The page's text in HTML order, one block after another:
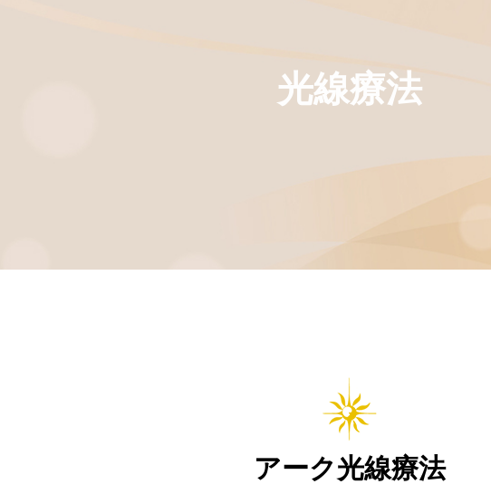
光線療法
アーク光線療法